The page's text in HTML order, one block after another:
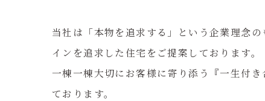
当社は「本物を追求する」という企業理念
インを追求した住宅をご提案しております。
一棟一棟大切にお客様に寄り添う『一生付
ております。